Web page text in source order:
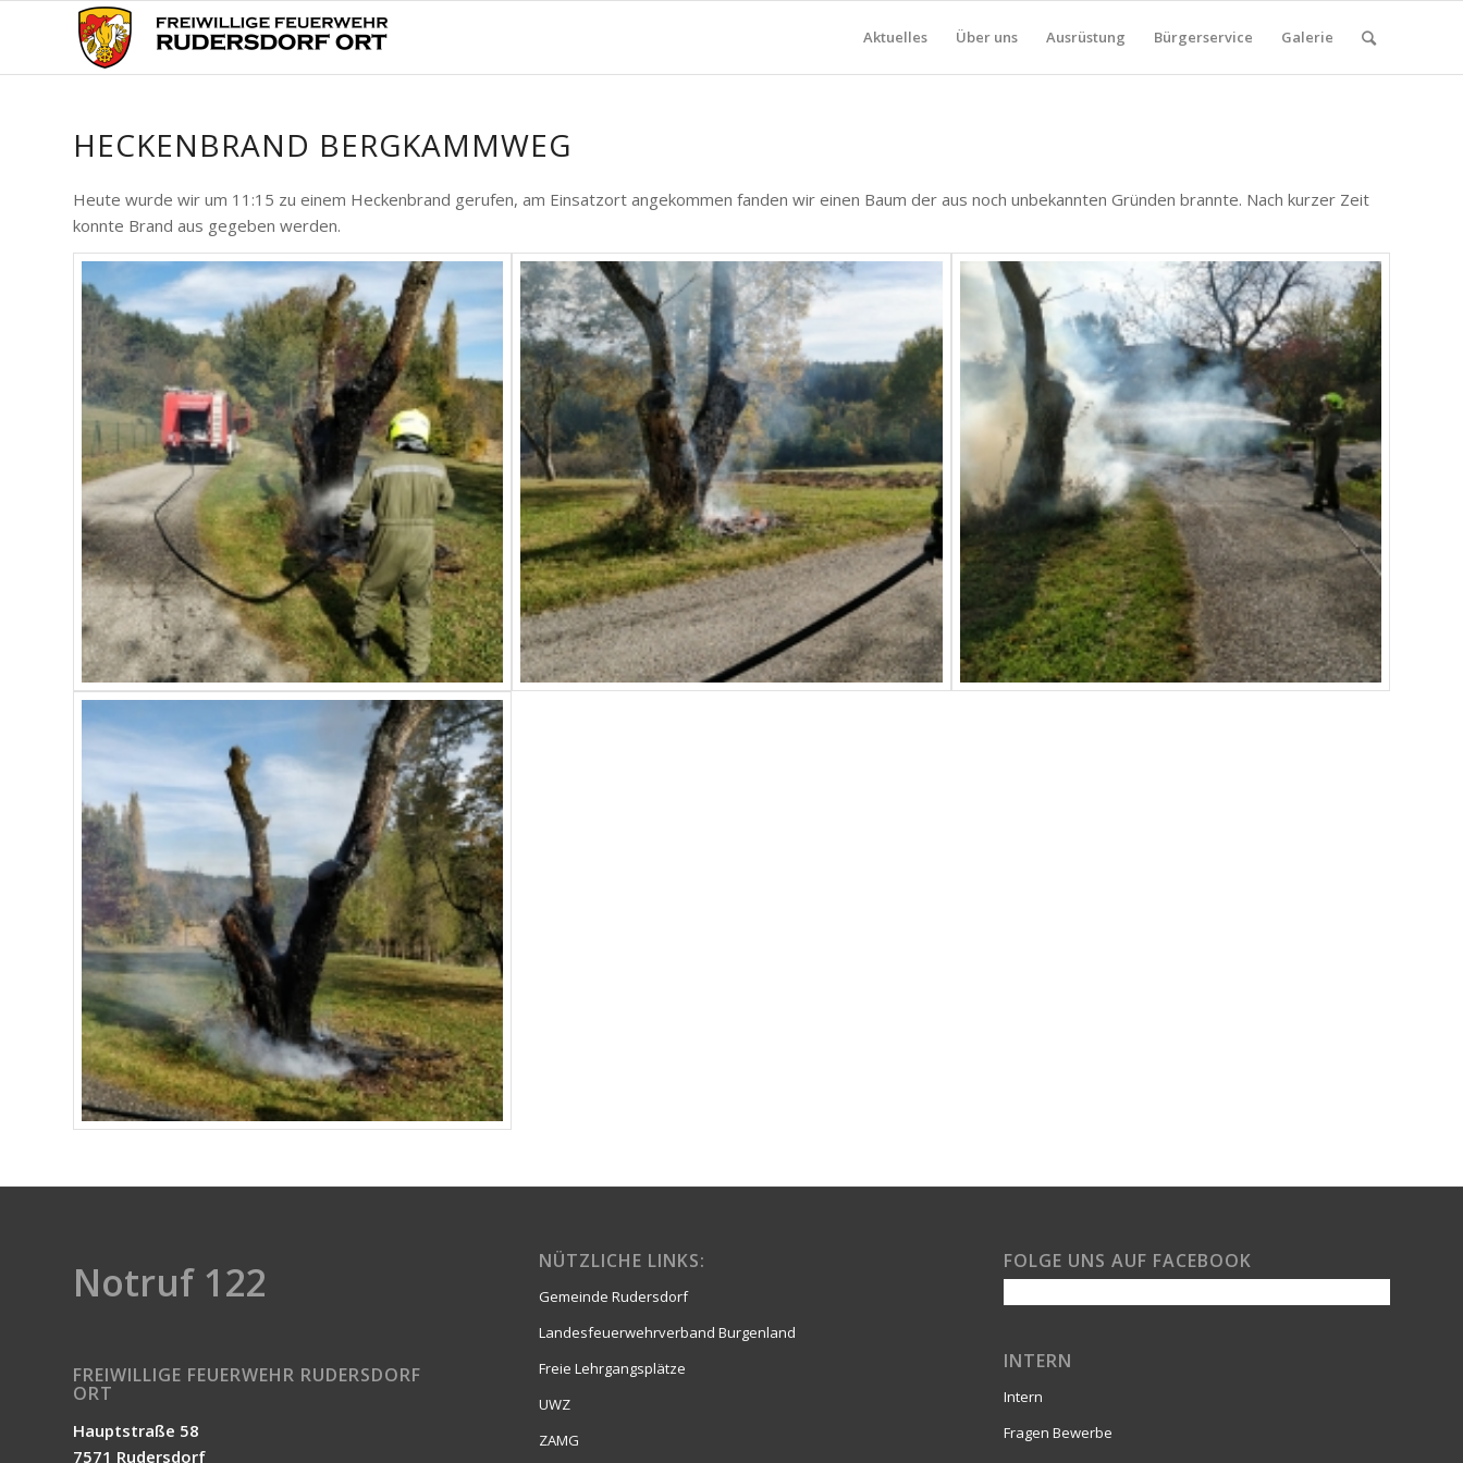
Aktuelles Über uns Ausrüstung Bürgerservice Galerie
HECKENBRAND BERGKAMMWEG
Heute wurde wir um 11:15 zu einem Heckenbrand gerufen, am Einsatzort angekommen fanden wir einen Baum der aus noch unbekannten Gründen brannte. Nach kurzer Zeit
konnte Brand aus gegeben werden.
Notruf 122
FREIWILLIGE FEUERWEHR RUDERSDORF
ORT
Hauptstraße 58
7571 Rudersdorf
NÜTZLICHE LINKS:
Gemeinde Rudersdorf
Landesfeuerwehrverband Burgenland
Freie Lehrgangsplätze
UWZ
ZAMG
FOLGE UNS AUF FACEBOOK
INTERN
Intern
Fragen Bewerbe